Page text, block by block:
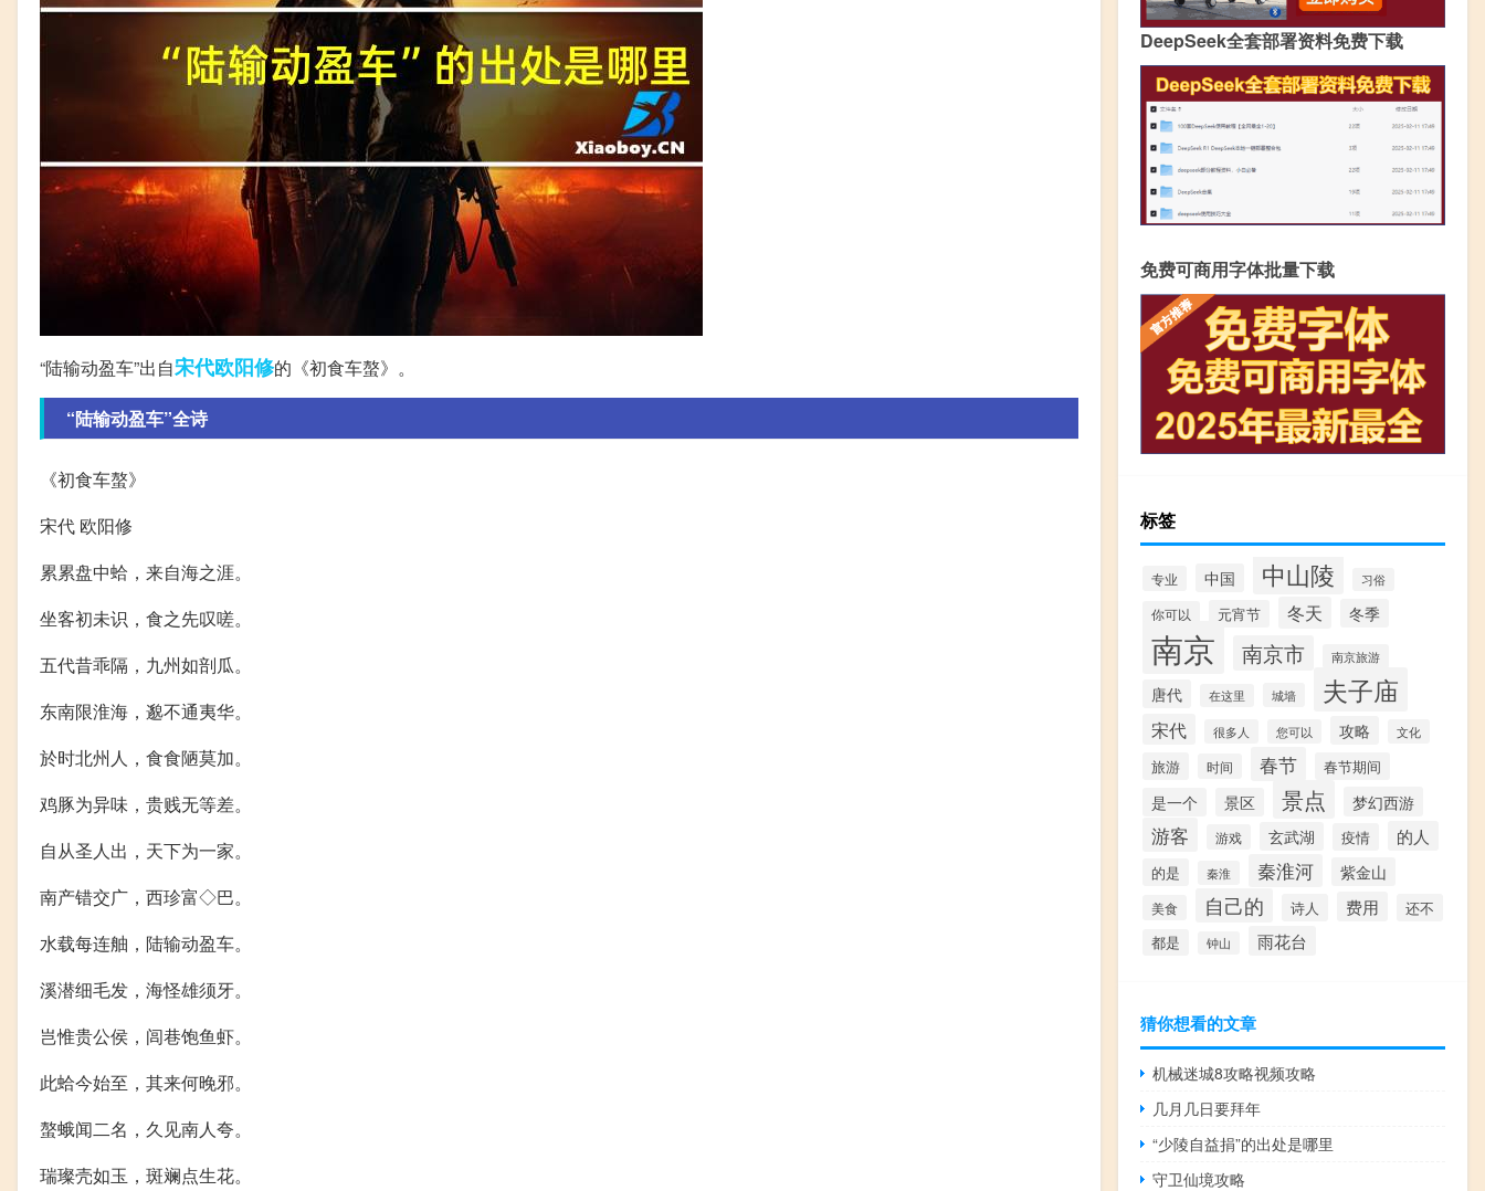
“陆输动盈车”出自宋代欧阳修的《初食车螯》。
“陆输动盈车”全诗
《初食车螯》
宋代 欧阳修
累累盘中蛤，来自海之涯。
坐客初未识，食之先叹嗟。
五代昔乖隔，九州如剖瓜。
东南限淮海，邈不通夷华。
於时北州人，食食陋莫加。
鸡豚为异味，贵贱无等差。
自从圣人出，天下为一家。
南产错交广，西珍富◇巴。
水载每连舳，陆输动盈车。
溪潜细毛发，海怪雄须牙。
岂惟贵公侯，闾巷饱鱼虾。
此蛤今始至，其来何晚邪。
螯蛾闻二名，久见南人夸。
瑞璨壳如玉，斑斓点生花。
DeepSeek全套部署资料免费下载
免费可商用字体批量下载
标签
专业 中国 中山陵 习俗
你可以 元宵节 冬天 冬季
南京 南京市 南京旅游
唐代 在这里 城墙 夫子庙
宋代 很多人 您可以 攻略 文化
旅游 时间 春节 春节期间
是一个 景区 景点 梦幻西游
游客 游戏 玄武湖 疫情 的人
的是 秦淮 秦淮河 紫金山
美食 自己的 诗人 费用 还不
都是 钟山 雨花台
猜你想看的文章
机械迷城8攻略视频攻略
几月几日要拜年
“少陵自益捐”的出处是哪里
守卫仙境攻略